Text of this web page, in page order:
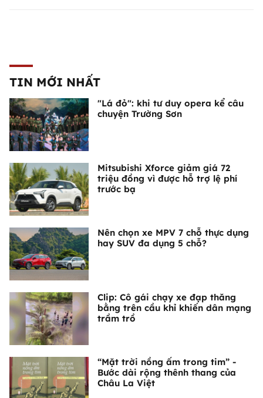
TIN MỚI NHẤT
"Lá đỏ": khi tư duy opera kể câu
chuyện Trường Sơn
Mitsubishi Xforce giảm giá 72
triệu đồng vì được hỗ trợ lệ phí
trước bạ
Nên chọn xe MPV 7 chỗ thực dụng
hay SUV đa dụng 5 chỗ?
Clip: Cô gái chạy xe đạp thăng
bằng trên cầu khỉ khiến dân mạng
trầm trồ
“Mặt trời nồng ấm trong tim” -
Bước dài rộng thênh thang của
Châu La Việt